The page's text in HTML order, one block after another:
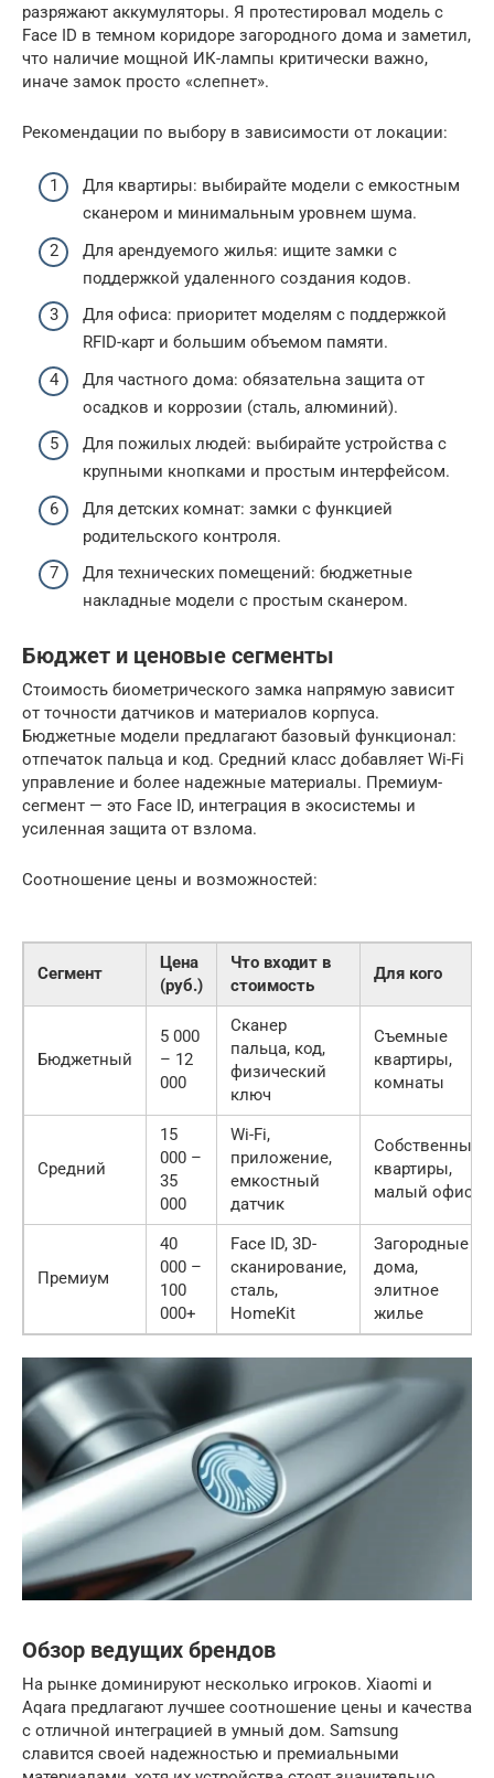
разряжают аккумуляторы. Я протестировал модель с
Face ID в темном коридоре загородного дома и заметил,
что наличие мощной ИК-лампы критически важно,
иначе замок просто «слепнет».
Рекомендации по выбору в зависимости от локации:
Для квартиры: выбирайте модели с емкостным
сканером и минимальным уровнем шума.
Для арендуемого жилья: ищите замки с
поддержкой удаленного создания кодов.
Для офиса: приоритет моделям с поддержкой
RFID-карт и большим объемом памяти.
Для частного дома: обязательна защита от
осадков и коррозии (сталь, алюминий).
Для пожилых людей: выбирайте устройства с
крупными кнопками и простым интерфейсом.
Для детских комнат: замки с функцией
родительского контроля.
Для технических помещений: бюджетные
накладные модели с простым сканером.
Бюджет и ценовые сегменты
Стоимость биометрического замка напрямую зависит
от точности датчиков и материалов корпуса.
Бюджетные модели предлагают базовый функционал:
отпечаток пальца и код. Средний класс добавляет Wi-Fi
управление и более надежные материалы. Премиум-
сегмент — это Face ID, интеграция в экосистемы и
усиленная защита от взлома.
Соотношение цены и возможностей:
Сегмент
Цена
(руб.)
Что входит в
стоимость
Для кого
Бюджетный
5 000
– 12
000
Сканер
пальца, код,
физический
ключ
Съемные
квартиры,
комнаты
Средний
15
000 –
35
000
Wi-Fi,
приложение,
емкостный
датчик
Собственные
квартиры,
малый офис
Премиум
40
000 –
100
000+
Face ID, 3D-
сканирование,
сталь,
HomeKit
Загородные
дома,
элитное
жилье
Обзор ведущих брендов
На рынке доминируют несколько игроков. Xiaomi и
Aqara предлагают лучшее соотношение цены и качества
с отличной интеграцией в умный дом. Samsung
славится своей надежностью и премиальными